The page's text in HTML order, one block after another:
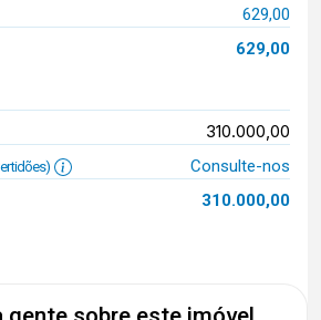
629,00
629,00
310.000,00
Consulte-nos
310.000,00